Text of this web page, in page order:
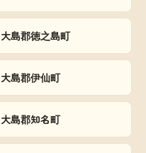
大島郡徳之島町
大島郡伊仙町
大島郡知名町